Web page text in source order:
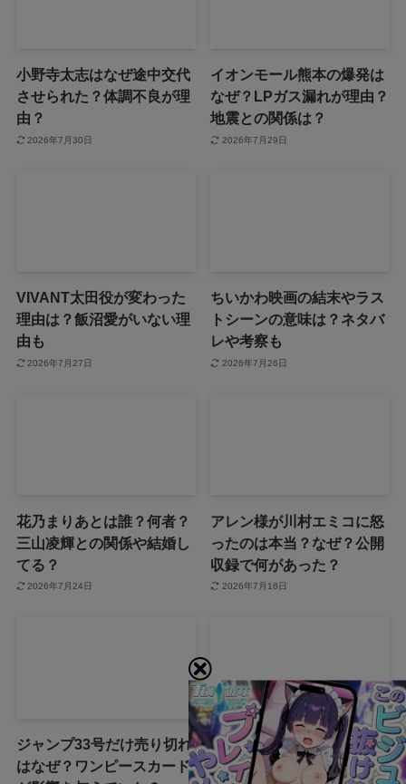
小野寺太志はなぜ途中交代
させられた？体調不良が理
由？
2026年7月30日
イオンモール熊本の爆発は
なぜ？LPガス漏れが理由？
地震との関係は？
2026年7月29日
VIVANT太田役が変わった
理由は？飯沼愛がいない理
由も
2026年7月27日
ちいかわ映画の結末やラス
トシーンの意味は？ネタバ
レや考察も
2026年7月26日
花乃まりあとは誰？何者？
三山凌輝との関係や結婚し
てる？
2026年7月24日
アレン様が川村エミコに怒
ったのは本当？なぜ？公開
収録で何があった？
2026年7月16日
ジャンプ33号だけ売り切れ
はなぜ？ワンピースカード
声にならない愛は最終話や
ネタバレは？最後まで見る